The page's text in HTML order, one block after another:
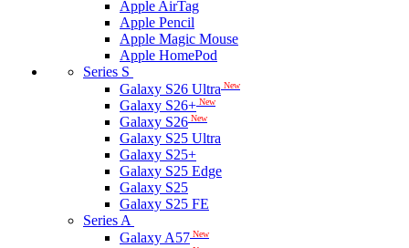
Apple AirTag
Apple Pencil
Apple Magic Mouse
Apple HomePod
Series S
Galaxy S26 Ultra New
Galaxy S26+ New
Galaxy S26 New
Galaxy S25 Ultra
Galaxy S25+
Galaxy S25 Edge
Galaxy S25
Galaxy S25 FE
Series A
Galaxy A57 New